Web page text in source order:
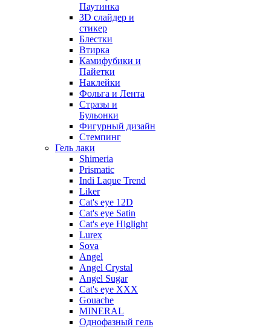
Паутинка
3D слайдер и
стикер
Блестки
Втирка
Камифубики и
Пайетки
Наклейки
Фольга и Лента
Стразы и
Бульонки
Фигурный дизайн
Стемпинг
Гель лаки
Shimeria
Prismatic
Indi Laque Trend
Liker
Cat's eye 12D
Cat's eye Satin
Cat's eye Higlight
Lurex
Sova
Angel
Angel Crystal
Angel Sugar
Cat's eye XXX
Gouache
MINERAL
Однофазный гель